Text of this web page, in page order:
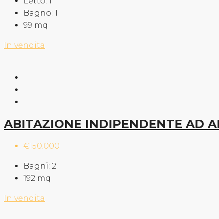
Bagno: 1
99 mq
In vendita
ABITAZIONE INDIPENDENTE AD
€150.000
Bagni: 2
192 mq
In vendita